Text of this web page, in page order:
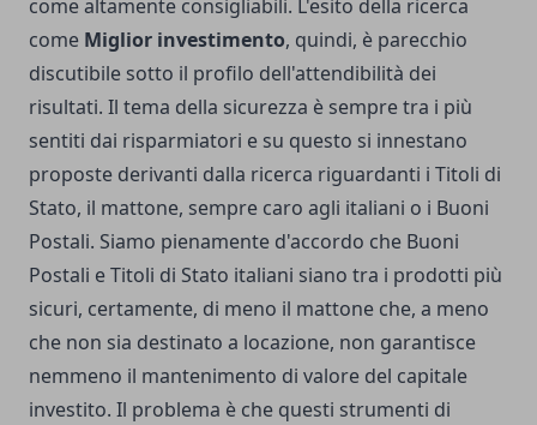
come altamente consigliabili. L'esito della ricerca
come Miglior investimento, quindi, è parecchio
discutibile sotto il profilo dell'attendibilità dei
risultati. Il tema della sicurezza è sempre tra i più
sentiti dai risparmiatori e su questo si innestano
proposte derivanti dalla ricerca riguardanti i Titoli di
Stato, il mattone, sempre caro agli italiani o i Buoni
Postali. Siamo pienamente d'accordo che Buoni
Postali e Titoli di Stato italiani siano tra i prodotti più
sicuri, certamente, di meno il mattone che, a meno
che non sia destinato a locazione, non garantisce
nemmeno il mantenimento di valore del capitale
investito. Il problema è che questi strumenti di